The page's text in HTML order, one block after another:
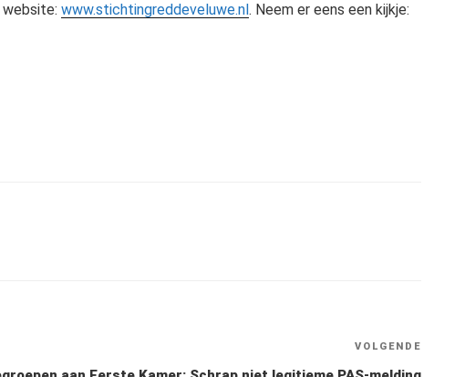
website: www.stichtingreddeveluwe.nl . Neem er eens een kijkje:
VOLGENDE